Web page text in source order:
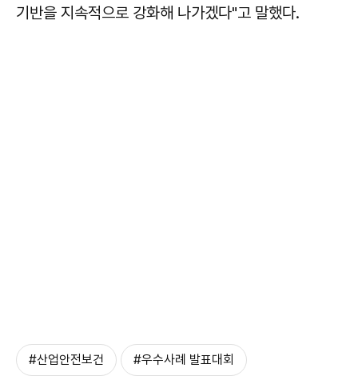
기반을 지속적으로 강화해 나가겠다"고 말했다.
#산업안전보건 #우수사례 발표대회